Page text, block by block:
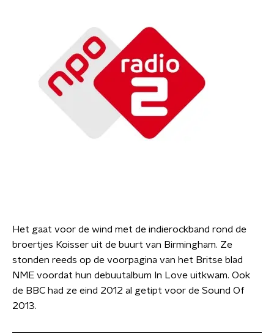
Het gaat voor de wind met de indierockband rond de
broertjes Koisser uit de buurt van Birmingham. Ze
stonden reeds op de voorpagina van het Britse blad
NME voordat hun debuutalbum In Love uitkwam. Ook
de BBC had ze eind 2012 al getipt voor de Sound Of
2013.